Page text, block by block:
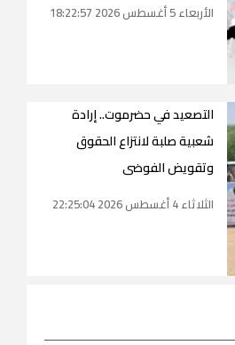
الأربعاء 5 أغسطس 2026 18:22:57
التصعيد في حضرموت.. إرادة
شعبية صلبة لانتزاع الحقوق
وتقويض الفوضى
الثلاثاء 4 أغسطس 2026 22:25:04